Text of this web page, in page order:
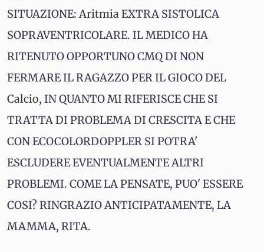
SITUAZIONE: AritmiaEXTRA SISTOLICA
SOPRAVENTRICOLARE. IL MEDICO HA
RITENUTO OPPORTUNO CMQ DI NON
FERMARE IL RAGAZZO PER IL GIOCO DEL
Calcio, IN QUANTO MI RIFERISCE CHE SI
TRATTA DI PROBLEMA DI CRESCITA E CHE
CON ECOCOLORDOPPLER SI POTRA'
ESCLUDERE EVENTUALMENTE ALTRI
PROBLEMI. COME LA PENSATE, PUO' ESSERE
COSI? RINGRAZIO ANTICIPATAMENTE, LA
MAMMA, RITA.